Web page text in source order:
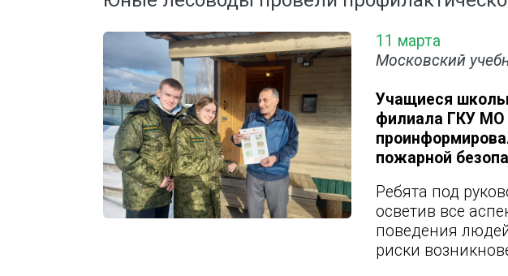
11 марта
Московский
Учащиеся
филиала ГКУ МО
пожарной
Ребята под
осветив все
поведения
риски